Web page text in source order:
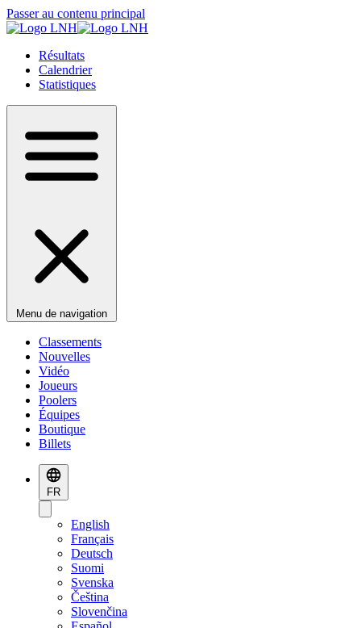
Passer au contenu principal
Résultats
Calendrier
Statistiques
Menu de navigation
Classements
Nouvelles
Vidéo
Joueurs
Poolers
Équipes
Boutique
Billets
FR
English
Français
Deutsch
Suomi
Svenska
Čeština
Slovenčina